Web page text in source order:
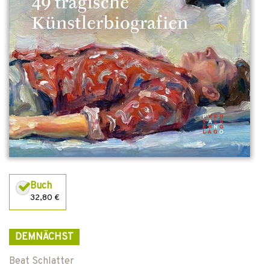
Buch
32,80 €
DEMNÄCHST
Beat Schlatter